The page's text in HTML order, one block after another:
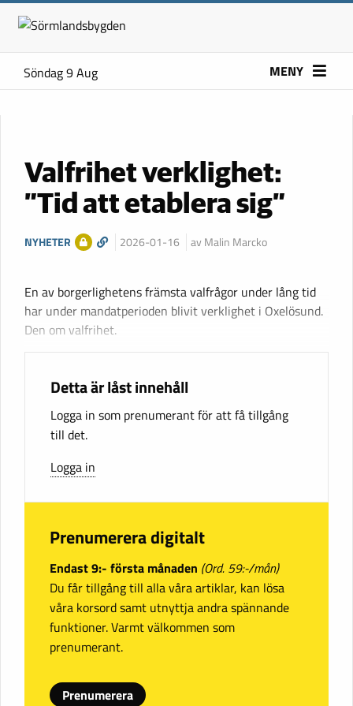
Söndag 9 Aug MENY
Valfrihet verklighet:
”Tid att etablera sig”
NYHETER 2026-01-16 av Malin Marcko
En av borgerlighetens främsta valfrågor under lång tid
har under mandatperioden blivit verklighet i Oxelösund.
Den om valfrihet.
Detta är låst innehåll
Logga in som prenumerant för att få tillgång
till det.
Logga in
Prenumerera digitalt
Endast 9:- första månaden (Ord. 59:-/mån)
Du får tillgång till alla våra artiklar, kan lösa
våra korsord samt utnyttja andra spännande
funktioner. Varmt välkommen som
prenumerant.
Prenumerera